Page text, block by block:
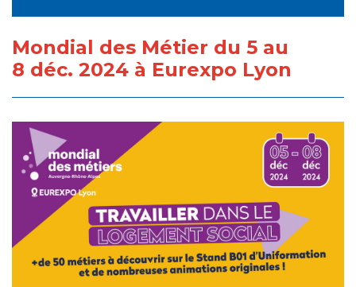
Mondial des Métier du 5 au
8 déc. 2024 à Eurexpo Lyon